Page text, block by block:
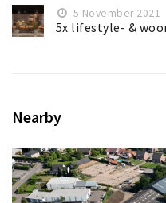
5 November 2021
5x lifestyle- &
Nearby